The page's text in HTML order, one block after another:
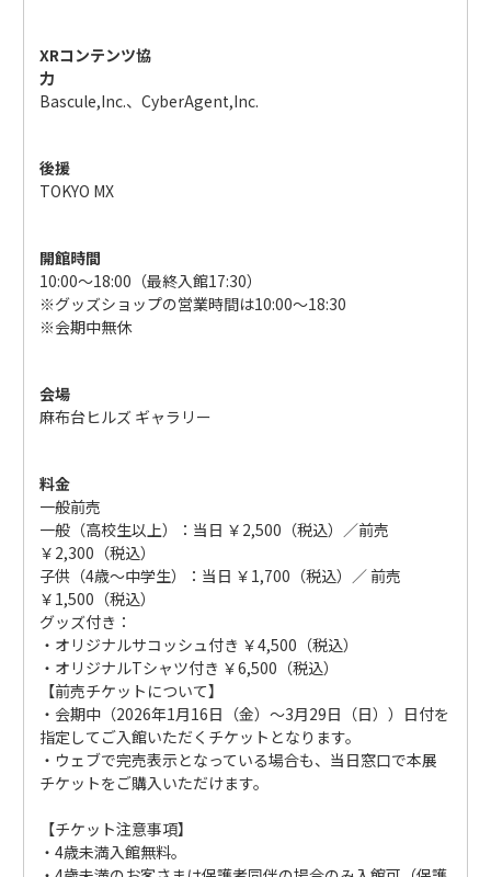
XRコンテンツ協
力
Bascule,Inc.、CyberAgent,Inc.
後援
TOKYO MX
開館時間
10:00〜18:00（最終入館17:30）
※グッズショップの営業時間は10:00〜18:30
※会期中無休
会場
麻布台ヒルズ ギャラリー
料金
一般前売
一般（高校生以上）：当日 ￥2,500（税込）／前売
￥2,300（税込）
子供（4歳～中学生）：当日 ￥1,700（税込）／ 前売
￥1,500（税込）
グッズ付き：
・オリジナルサコッシュ付き ￥4,500（税込）
・オリジナルTシャツ付き ￥6,500（税込）
【前売チケットについて】
・会期中（2026年1月16日（金）～3月29日（日））日付を
指定してご入館いただくチケットとなります。
・ウェブで完売表示となっている場合も、当日窓口で本展
チケットをご購入いただけます。
【チケット注意事項】
・4歳未満入館無料。